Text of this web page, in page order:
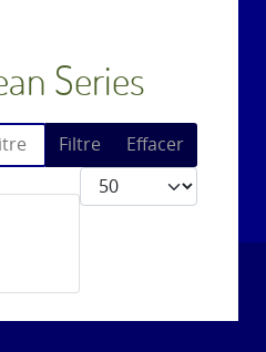
Series
Filtre
Effacer
Afficher #